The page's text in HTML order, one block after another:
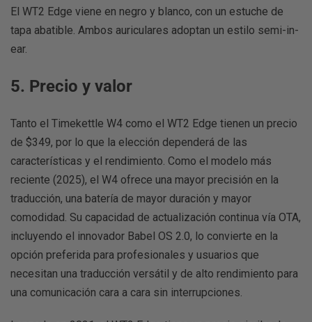
El WT2 Edge viene en negro y blanco, con un estuche de
tapa abatible. Ambos auriculares adoptan un estilo semi-in-
ear.
5. Precio y valor
Tanto el Timekettle W4 como el WT2 Edge tienen un precio
de $349, por lo que la elección dependerá de las
características y el rendimiento. Como el modelo más
reciente (2025), el W4 ofrece una mayor precisión en la
traducción, una batería de mayor duración y mayor
comodidad. Su capacidad de actualización continua vía OTA,
incluyendo el innovador Babel OS 2.0, lo convierte en la
opción preferida para profesionales y usuarios que
necesitan una traducción versátil y de alto rendimiento para
una comunicación cara a cara sin interrupciones.